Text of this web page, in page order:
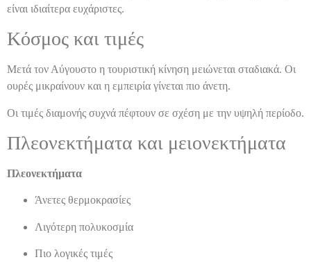
είναι ιδιαίτερα ευχάριστες.
Κόσμος και τιμές
Μετά τον Αύγουστο η τουριστική κίνηση μειώνεται σταδιακά. Οι
ουρές μικραίνουν και η εμπειρία γίνεται πιο άνετη.
Οι τιμές διαμονής συχνά πέφτουν σε σχέση με την υψηλή περίοδο.
Πλεονεκτήματα και μειονεκτήματα
Πλεονεκτήματα
Άνετες θερμοκρασίες
Λιγότερη πολυκοσμία
Πιο λογικές τιμές